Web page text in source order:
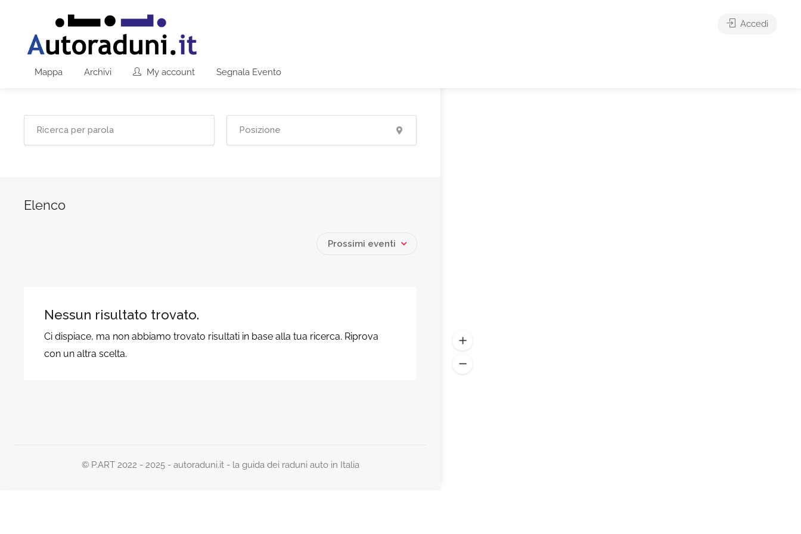
Mappa Archivi My account Segnala Evento
Accedi
Elenco
Prossimi eventi
Nessun risultato trovato.
Ci dispiace, ma non abbiamo trovato risultati in base alla tua ricerca. Riprova
con un altra scelta.
© P.ART 2022 - 2025 - autoraduni.it - la guida dei raduni auto in Italia